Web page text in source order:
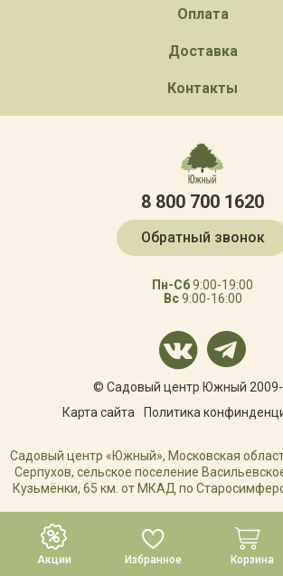
Акции Избранное Корзина
Оплата
Доставка
Контакты
8 800 700 1620
Обратный звонок
Пн-Сб9:00-19:00
Вс9:00-16:00
© Садовый центр Южный
Карта сайта
Политика
Садовый центр «Южный», Московская
Серпухов, сельское поселение
Кузьмёнки, 65 км. от МКАД по
РАЗРАБОТКА САЙТА